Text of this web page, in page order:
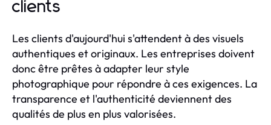
clients
Les clients d'aujourd'hui s'attendent à des visuels
authentiques et originaux. Les entreprises doivent
donc être prêtes à adapter leur style
photographique pour répondre à ces exigences. La
transparence et l'authenticité deviennent des
qualités de plus en plus valorisées.